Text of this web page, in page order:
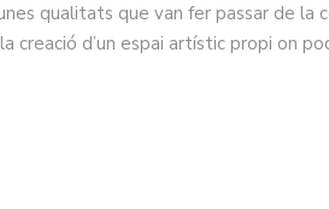
qualitats que van fer passar de la
creació d’un espai artístic propi on